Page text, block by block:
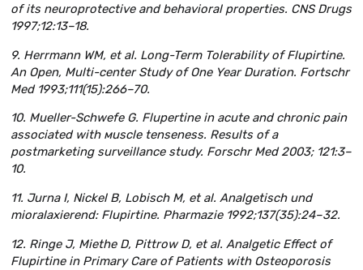
of its neuroprotective and behavioral properties. CNS Drugs
1997;12:13–18.
9. Herrmann WM, et al. Long-Term Tolerability of Flupirtine.
An Open, Multi-center Study of One Year Duration. Fortschr
Med 1993;111(15):266–70.
10. Mueller-Schwefe G. Flupertine in acute and chronic pain
associated with мuscle tenseness. Results of a
postmarketing surveillance study. Forschr Med 2003; 121:3–
10.
11. Jurna I, Nickel B, Lobisch M, et al. Analgetisch und
mioralaxierend: Flupirtine. Pharmazie 1992;137(35):24–32.
12. Ringe J, Miethe D, Pittrow D, et al. Analgetic Effect of
Flupirtine in Primary Care of Patients with Osteoporosis